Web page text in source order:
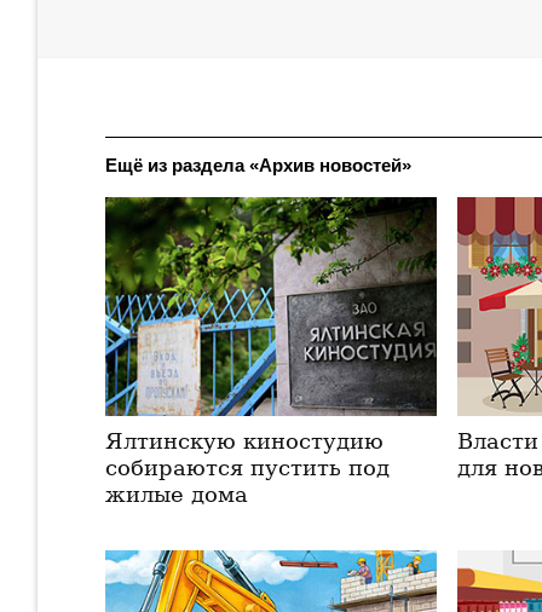
Ещё из раздела «Архив новостей»
Ялтинскую киностудию
собираются пустить под
жилые дома
для